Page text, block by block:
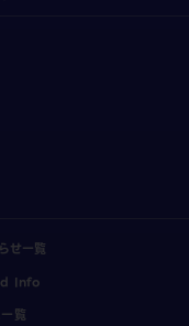
せ一覧
Info
覧